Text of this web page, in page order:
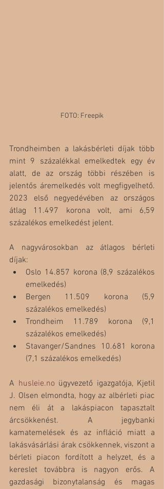
FOTO: Freepik
Trondheimben a lakásbérleti díjak több
mint 9 százalékkal emelkedtek egy év
alatt, de az ország többi részében is
jelentős áremelkedés volt megfigyelhető.
2023 első negyedévében az országos
átlag 11.497 korona volt, ami 6,59
százalékos emelkedést jelent.
A nagyvárosokban az átlagos bérleti
díjak:
Oslo 14.857 korona (8,9 százalékos
emelkedés)
Bergen 11.509 korona (5,9
százalékos emelkedés)
Trondheim 11.789 korona (9,1
százalékos emelkedés)
Stavanger/Sandnes 10.681 korona
(7,1 százalékos emelkedés)
A husleie.no ügyvezető igazgatója, Kjetil
J. Olsen elmondta, hogy az albérleti piac
nem éli át a lakáspiacon tapasztalt
árcsökkenést. A jegybanki
kamatemelések és az infláció miatt a
lakásvásárlási árak csökkennek, viszont a
bérleti piacon fordított a helyzet, és a
kereslet továbbra is nagyon erős. A
gazdasági bizonytalanság és magas